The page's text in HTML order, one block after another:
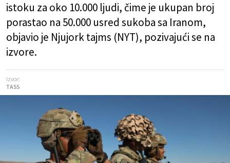
istoku za oko 10.000 ljudi, čime je ukupan broj
porastao na 50.000 usred sukoba sa Iranom,
objavio je Njujork tajms (NYT), pozivajući se na
izvore.
Izvor:
TASS